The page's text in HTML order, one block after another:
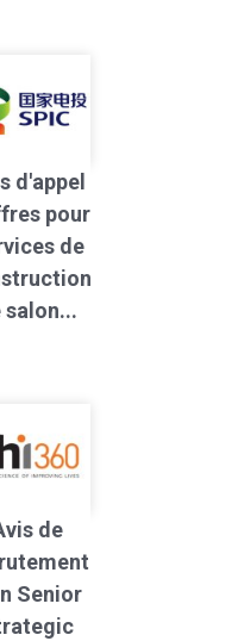
d'appel
pour
de
salon...
de
Senior